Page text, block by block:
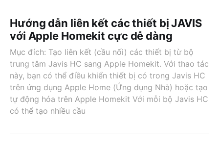
Hướng dẫn liên kết các thiết bị JAVIS
với Apple Homekit cực dễ dàng
Mục đích: Tạo liên kết (cầu nối) các thiết bị từ bộ
trung tâm Javis HC sang Apple Homekit. Với thao tác
này, bạn có thể điều khiển thiết bị có trong Javis HC
trên ứng dụng Apple Home (Ứng dụng Nhà) hoặc tạo
tự động hóa trên Apple Homekit Với mỗi bộ Javis HC
có thể tạo nhiều cầu